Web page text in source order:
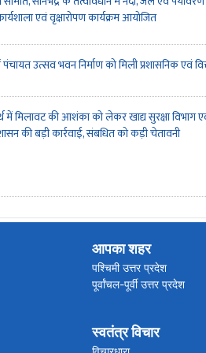
एवं वृक्षारोपण कार्यक्रम आयोजित
पंचायत उत्सव भवन निर्माण को मिली प्रशासनिक एवं
में मिलावट की आशंका को लेकर खाद्य सुरक्षा विभाग
की बड़ी कार्रवाई, संबधित को कड़ी चेतावनी
आपका शहर
पश्चिमी उत्तर प्रदेश
पूर्वांचल-पूर्वी उत्तर प्रदेश
स्वतंत्र विचार